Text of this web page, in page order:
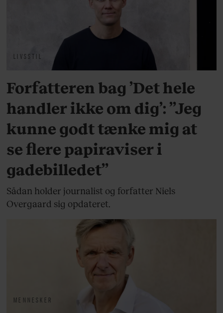
LIVSSTIL
Forfatteren bag ’Det hele
handler ikke om dig’: ”Jeg
kunne godt tænke mig at
se flere papiraviser i
gadebilledet”
Sådan holder journalist og forfatter Niels
Overgaard sig opdateret.
MENNESKER